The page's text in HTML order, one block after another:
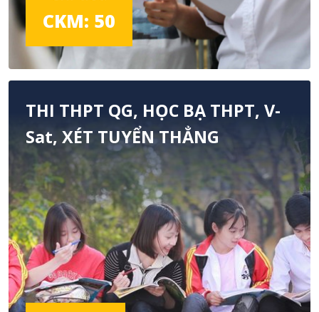
CKM: 50
THI THPT QG, HỌC BẠ THPT, V-
Sat, XÉT TUYỂN THẲNG